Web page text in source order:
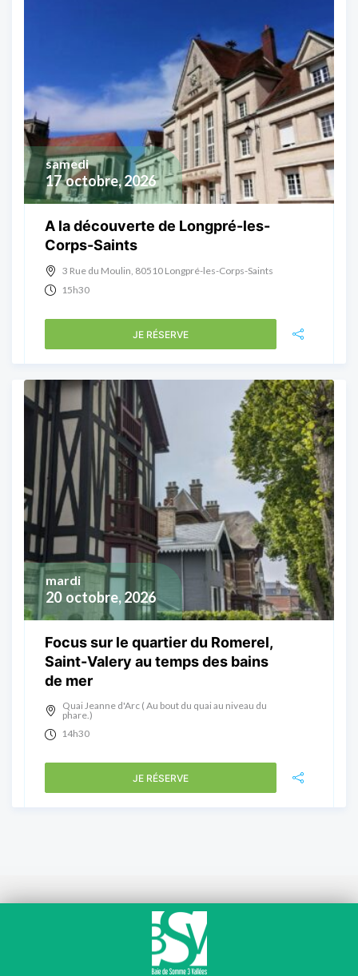
17 octobre, 2026
samedi
A la découverte de Longpré-les-
Corps-Saints
3 Rue du Moulin, 80510 Longpré-les-Corps-Saints
15h30
JE RÉSERVE
20 octobre, 2026
mardi
Focus sur le quartier du Romerel,
Saint-Valery au temps des bains
de mer
Quai Jeanne d'Arc ( Au bout du quai au niveau du
phare.)
14h30
JE RÉSERVE